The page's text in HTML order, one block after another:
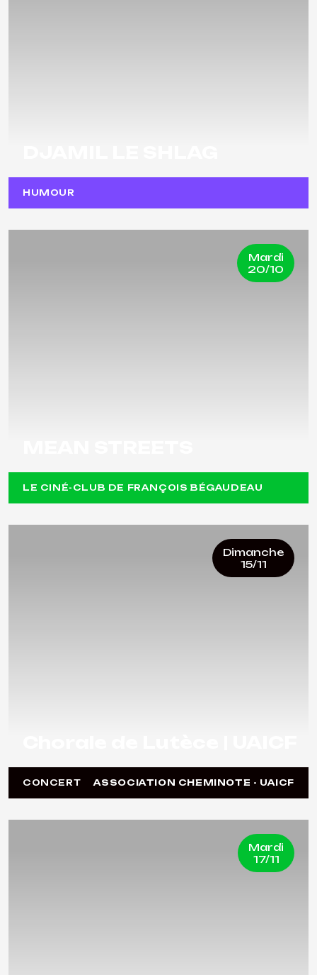
HUMOUR
Mardi
20/10
LE CINÉ-CLUB DE FRANÇOIS BÉGAUDEAU
Dimanche
15/11
CONCERT ASSOCIATION CHEMINOTE - UAICF
Mardi
17/11